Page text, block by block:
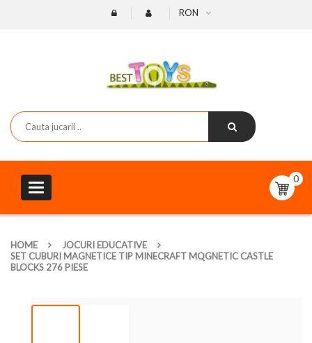
RON
Toggle
navigation
0
HOME
JOCURI EDUCATIVE
SET CUBURI MAGNETICE TIP MINECRAFT MQGNETIC CASTLE
BLOCKS 276 PIESE